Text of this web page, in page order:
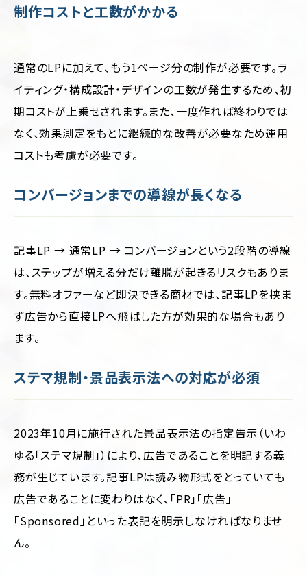
制作コストと工数がかかる
通常のLPに加えて、もう1ページ分の制作が必要です。ラ
イティング・構成設計・デザインの工数が発生するため、初
期コストが上乗せされます。また、一度作れば終わりでは
なく、効果測定をもとに継続的な改善が必要なため運用
コストも考慮が必要です。
コンバージョンまでの導線が長くなる
記事LP → 通常LP → コンバージョンという2段階の導線
は、ステップが増える分だけ離脱が起きるリスクもありま
す。無料オファーなど即決できる商材では、記事LPを挟ま
ず広告から直接LPへ飛ばした方が効果的な場合もあり
ます。
ステマ規制・景品表示法への対応が必須
2023年10月に施行された景品表示法の指定告示（いわ
ゆる「ステマ規制」）により、広告であることを明記する義
務が生じています。記事LPは読み物形式をとっていても
広告であることに変わりはなく、「PR」「広告」
「Sponsored」といった表記を明示しなければなりませ
ん。